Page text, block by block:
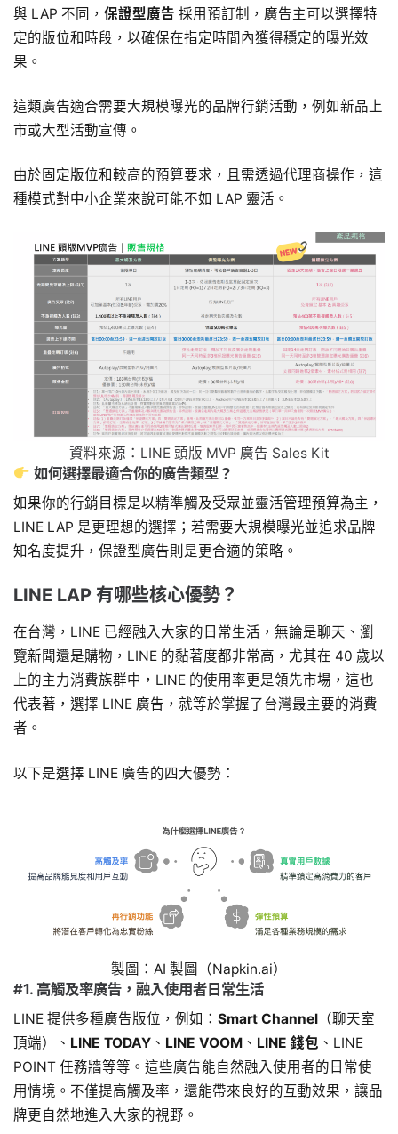
與 LAP 不同， 保證型廣告 採用預訂制，廣告主可以選擇特
定的版位和時段，以確保在指定時間內獲得穩定的曝光效
果。
這類廣告適合需要大規模曝光的品牌行銷活動，例如新品上
市或大型活動宣傳。
由於固定版位和較高的預算要求，且需透過代理商操作，這
種模式對中小企業來說可能不如 LAP 靈活。
資料來源：LINE 頭版 MVP 廣告 Sales Kit
如何選擇最適合你的廣告類型？
如果你的行銷目標是以精準觸及受眾並靈活管理預算為主，
LINE LAP 是更理想的選擇；若需要大規模曝光並追求品牌
知名度提升，保證型廣告則是更合適的策略。
LINE LAP 有哪些核心優勢？
在台灣，LINE 已經融入大家的日常生活，無論是聊天、瀏
覽新聞還是購物，LINE 的黏著度都非常高，尤其在 40 歲以
上的主力消費族群中，LINE 的使用率更是領先市場，這也
代表著，選擇 LINE 廣告，就等於掌握了台灣最主要的消費
者。
以下是選擇 LINE 廣告的四大優勢：
製圖：AI 製圖（Napkin.ai）
#1. 高觸及率廣告，融入使用者日常生活
LINE 提供多種廣告版位，例如： Smart Channel （聊天室
頂端）、 LINE TODAY 、 LINE VOOM 、 LINE 錢包 、LINE
POINT 任務牆等等。這些廣告能自然融入使用者的日常使
用情境。不僅提高觸及率，還能帶來良好的互動效果，讓品
牌更自然地進入大家的視野。